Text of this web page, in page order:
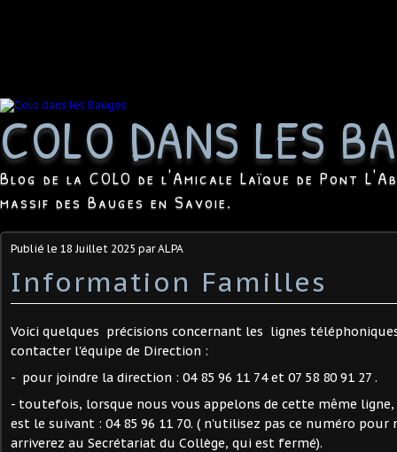
COLO DANS LES
Blog de la COLO de l'Amicale Laïque de Pont
massif des Bauges en Savoie.
Publié le 18 Juillet 2025 par ALPA
Information Familles
Voici quelques précisions concernant les lignes
contacter l'équipe de Direction :
- pour joindre la direction : 04 85 96 11 74 et 07 58 80 91 27 .
- toutefois, lorsque nous vous appelons de cette même
est le suivant : 04 85 96 11 70. ( n'utilisez pas ce numéro pour
arriverez au Secrétariat du Collège, qui est fermé).